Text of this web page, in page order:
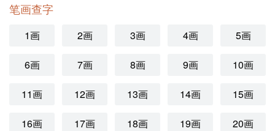
笔画查字
1画 2画 3画 4画 5画
6画 7画 8画 9画 10画
11画 12画 13画 14画 15画
16画 17画 18画 19画 20画